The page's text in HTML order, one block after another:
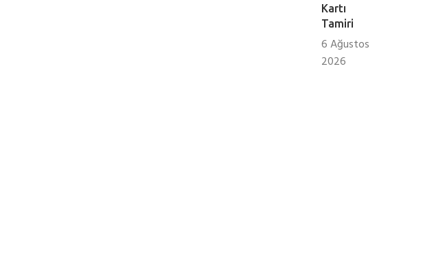
Kartı
Tamiri
6 Ağustos
2026